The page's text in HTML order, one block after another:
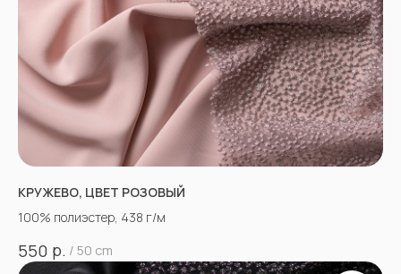
КРУЖЕВО, ЦВЕТ РОЗОВЫЙ
100% полиэстер, 438 г/м
550 р. / 50 cm